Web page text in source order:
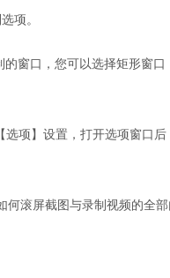
项。
窗口，您可以选择矩形窗口
项】设置，打开选项窗口
滚屏截图与录制视频的全